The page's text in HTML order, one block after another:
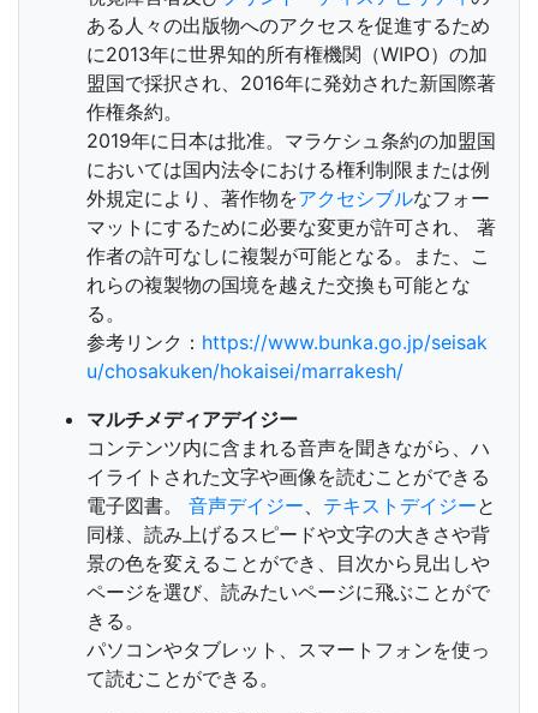
ある人々の出版物へのアクセスを促進するため
に2013年に世界知的所有権機関（WIPO）の加
盟国で採択され、2016年に発効された新国際著
作権条約。
2019年に日本は批准。マラケシュ条約の加盟国
においては国内法令における権利制限または例
外規定により、著作物をアクセシブルなフォー
マットにするために必要な変更が許可され、 著
作者の許可なしに複製が可能となる。また、こ
れらの複製物の国境を越えた交換も可能とな
る。
参考リンク： https://www.bunka.go.jp/seisak
u/chosakuken/hokaisei/marrakesh/
マルチメディアデイジー
コンテンツ内に含まれる音声を聞きながら、ハ
イライトされた文字や画像を読むことができる
電子図書。 音声デイジー、 テキストデイジーと
同様、読み上げるスピードや文字の大きさや背
景の色を変えることができ、目次から見出しや
ページを選び、読みたいページに飛ぶことがで
きる。
パソコンやタブレット、スマートフォンを使っ
て読むことができる。